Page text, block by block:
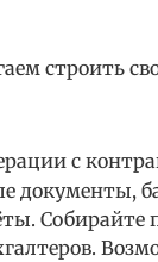
строить
с
документы,
Собирайте